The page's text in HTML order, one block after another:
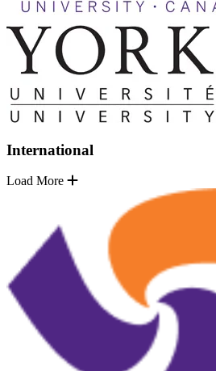
International
Load More